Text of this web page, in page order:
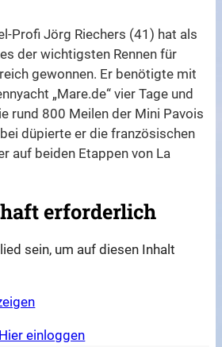
Profi Jörg Riechers (41) hat als
der wichtigsten Rennen für
gewonnen. Er benötigte mit
„Mare.de“ vier Tage und
rund 800 Meilen der Mini Pavois
düpierte er die französischen
auf beiden Etappen von La
erforderlich
sein, um auf diesen Inhalt
Hier einloggen